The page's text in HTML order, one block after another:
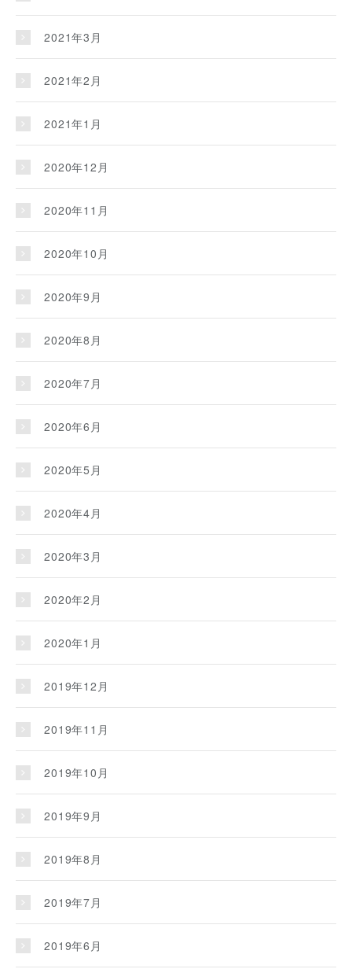
2021年3月
2021年2月
2021年1月
2020年12月
2020年11月
2020年10月
2020年9月
2020年8月
2020年7月
2020年6月
2020年5月
2020年4月
2020年3月
2020年2月
2020年1月
2019年12月
2019年11月
2019年10月
2019年9月
2019年8月
2019年7月
2019年6月